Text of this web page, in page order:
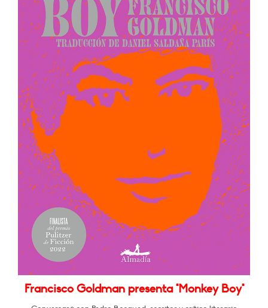
Francisco Goldman presenta "Monkey Boy"